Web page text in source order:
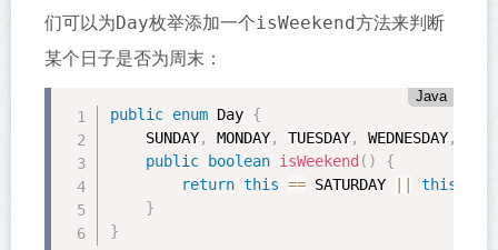
们可以为Day枚举添加一个isWeekend方法来判断
某个日子是否为周末：
Java
public enum Day {
    SUNDAY
, MONDAY, TUESDAY, WEDNESDAY,
public
boolean isWeekend ( )
{
return this == SATURDAY this
}
}